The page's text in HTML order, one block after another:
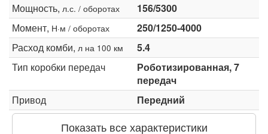
Мощность, л.с. / оборотах
156/5300
Момент, Н·м / оборотах
250/1250-4000
Расход комби, л на 100 км
5.4
Тип коробки передач
Роботизированная, 7
передач
Привод
Передний
Показать все характеристики